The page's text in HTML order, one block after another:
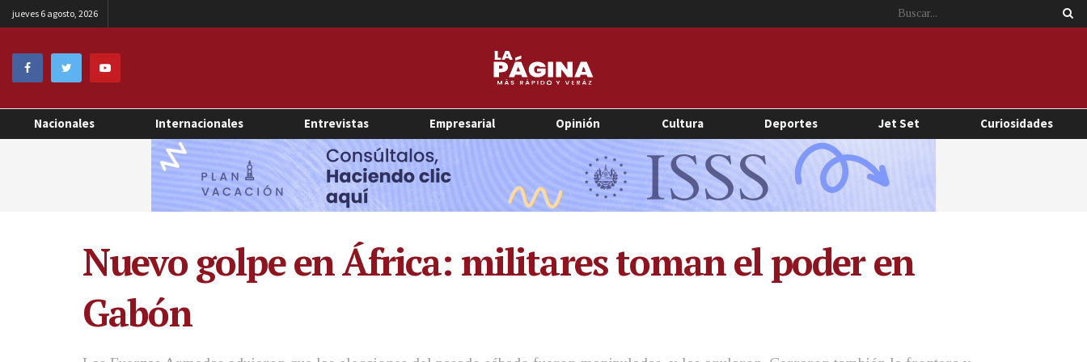
jueves 6 agosto, 2026
Nacionales Internacionales Entrevistas Empresarial Opinión Cultura Deportes Jet Set Curiosidades
Nuevo golpe en África: militares toman el poder en
Gabón